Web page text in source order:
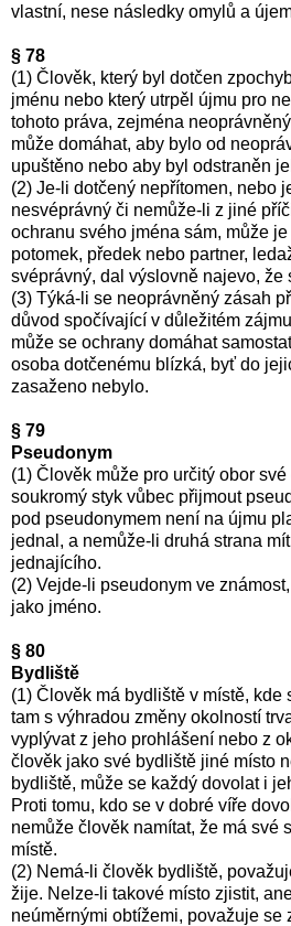
vlastní, nese následky omylů a
§ 78
(1) Člověk, který byl dotčen
jménu nebo který utrpěl újmu pro
tohoto práva, zejména
může domáhat, aby bylo od
upuštěno nebo aby byl odstraněn
(2) Je-li dotčený nepřítomen, nebo
nesvéprávný či nemůže-li z jiné
ochranu svého jména sám, může
potomek, předek nebo partner,
svéprávný, dal výslovně najevo, že
(3) Týká-li se neoprávněný zásah
důvod spočívající v důležitém
může se ochrany domáhat
osoba dotčenému blízká, byť do
zasaženo nebylo.
§ 79
Pseudonym
(1) Člověk může pro určitý obor
soukromý styk vůbec přijmout
pod pseudonymem není na újmu
jednal, a nemůže-li druhá strana
jednajícího.
(2) Vejde-li pseudonym ve
jako jméno.
§ 80
Bydliště
(1) Člověk má bydliště v místě, kde
tam s výhradou změny okolností
vyplývat z jeho prohlášení nebo z
člověk jako své bydliště jiné místo
bydliště, může se každý dovolat i
Proti tomu, kdo se v dobré víře
nemůže člověk namítat, že má své
místě.
(2) Nemá-li člověk bydliště,
žije. Nelze-li takové místo zjistit,
neúměrnými obtížemi, považuje se